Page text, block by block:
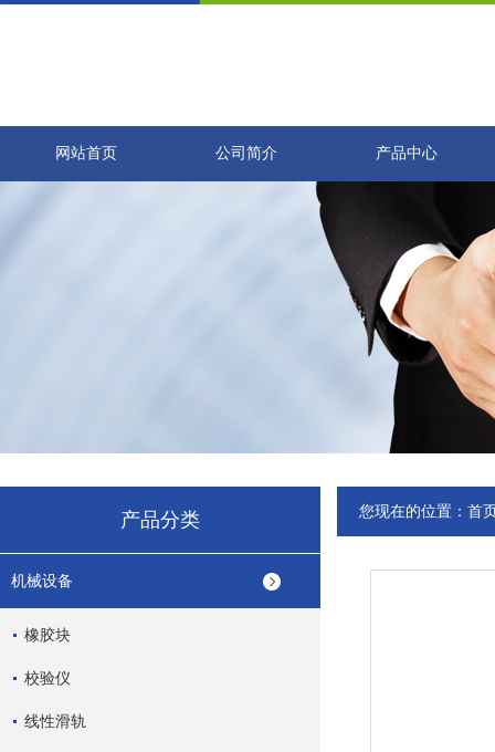
网站首页 公司简介 产品中心
产品分类
机械设备
橡胶块
校验仪
线性滑轨
您现在的位置： 首